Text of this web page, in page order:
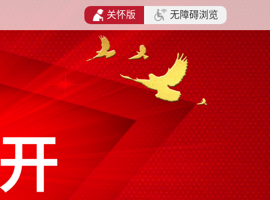
关怀版 无障碍浏览